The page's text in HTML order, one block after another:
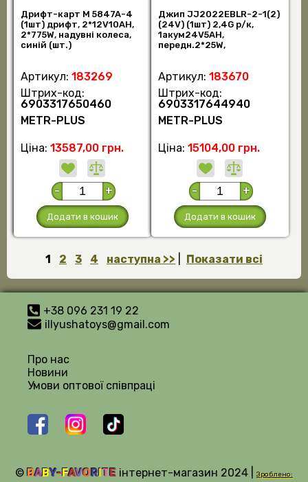
Дрифт-карт M 5847A-4
(1шт) дрифт, 2*12V10AH,
2*775W, надувні колеса,
синій (шт.)
Артикул: 183269
Штрих-код:
6903317650460
METR-PLUS
Ціна: 13587,00 грн.
- +
Додати в кошик
Джип JJ2022EBLR-2-1(2)
(24V) (1шт) 2,4G р/к,
1акум24V5AH,
передн.2*25W,
Артикул: 183670
Штрих-код:
6903317644940
METR-PLUS
Ціна: 15104,00 грн.
- +
Додати в кошик
1 2 3 4 наступна >> Показати всі
+38 096 231 19 22
illyushatoys@gmail.com
Про нас
Новини
Умови оптової співпраці
© BABY-FAVORITE інтернет-магазин 2024 | Зроблено: